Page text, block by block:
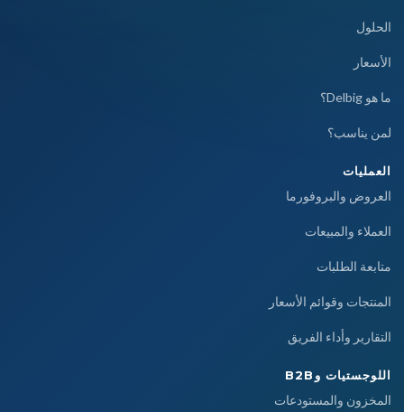
الحلول
الأسعار
ما هو Delbig؟
لمن يناسب؟
العمليات
العروض والبروفورما
العملاء والمبيعات
متابعة الطلبات
المنتجات وقوائم الأسعار
التقارير وأداء الفريق
اللوجستيات وB2B
المخزون والمستودعات